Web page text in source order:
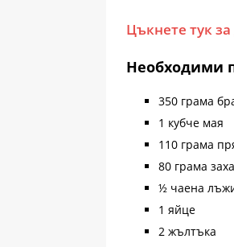
Цъкнете тук
Необходими
350 грама
1 кубче мая
110 грама
80 грама
½ чаена
1 яйце
2 жълтъка